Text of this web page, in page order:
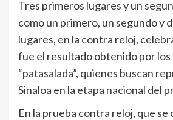
Tres primeros lugares y un
como un primero, un segundo y
lugares, en la contra reloj,
fue el resultado obtenido por los
“patasalada”, quienes buscan
Sinaloa en la etapa nacional del
En la prueba contra reloj, que se